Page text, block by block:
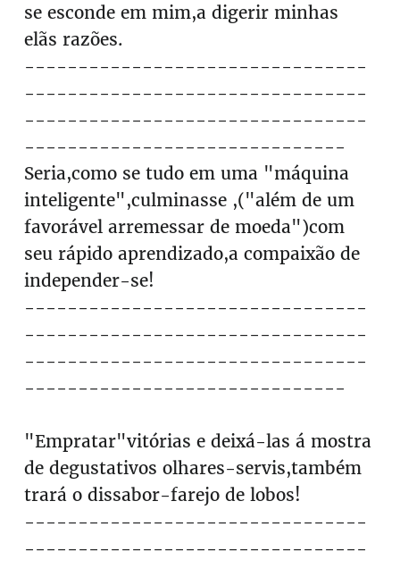
se esconde em mim,a digerir minhas
elãs razões.
--------------------------------
--------------------------------
--------------------------------
------------------------------
Seria,como se tudo em uma "máquina
inteligente",culminasse ,("além de um
favorável arremessar de moeda")com
seu rápido aprendizado,a compaixão de
independer-se!
--------------------------------
--------------------------------
--------------------------------
------------------------------
"Empratar"vitórias e deixá-las á mostra
de degustativos olhares-servis,também
trará o dissabor-farejo de lobos!
--------------------------------
--------------------------------